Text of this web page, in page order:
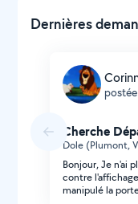
Dernières
postée
Cherche
Dole (Plumont,
Bonjour, Je n'ai
contre
manipulé la